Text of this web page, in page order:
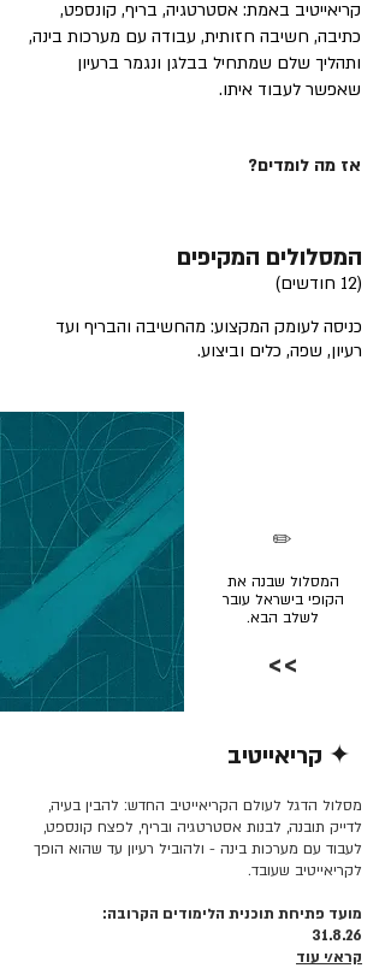
קריאייטיב באמת: אסטרטגיה, בריף, קונספט,
כתיבה, חשיבה חזותית, עבודה עם מערכות בינה,
ותהליך שלם שמתחיל בבלגן ונגמר ברעיון
שאפשר לעבוד איתו.
אז מה לומדים?
המסלולים המקיפים
(12 חודשים)
כניסה לעומק המקצוע: מהחשיבה והבריף ועד
רעיון, שפה, כלים וביצוע.
המסלול שבנה את
הקופי בישראל עובר
לשלב הבא.
✏️
>>
✦ קריאייטיב
מסלול הדגל לעולם הקריאייטיב החדש: להבין בעיה,
לדייק תובנה, לבנות אסטרטגיה ובריף, לפצח קונספט,
לעבוד עם מערכות בינה - ולהוביל רעיון עד שהוא הופך
לקריאייטיב שעובד.
מועד פתיחת תוכנית הלימודים הקרובה:
31.8.26
קרא/י עוד